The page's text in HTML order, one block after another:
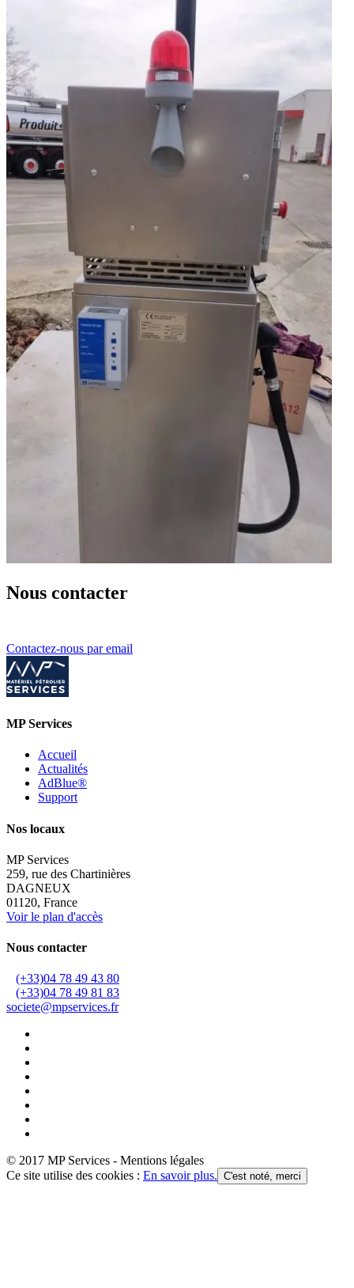
Nous contacter
Contactez-nous par email
MP Services
Accueil
Actualités
AdBlue®
Support
Nos locaux
MP Services
259, rue des Chartinières
DAGNEUX
01120, France
Voir le plan d'accès
Nous contacter
(+33)04 78 49 43 80
(+33)04 78 49 81 83
societe@mpservices.fr
© 2017 MP Services - Mentions légales
Ce site utilise des cookies : En savoir plus. C'est noté, merci